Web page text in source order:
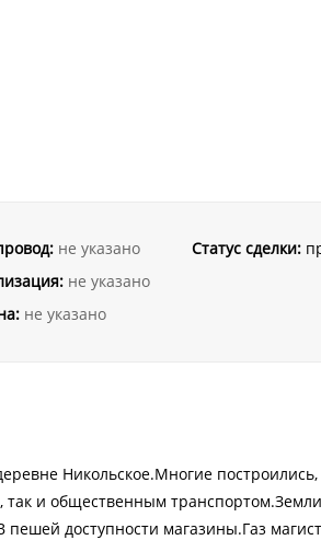
не указано
не указано
не указано
Статус сделки:
Никольское.Многие
так и общественным
пешей доступности магазины.Газ